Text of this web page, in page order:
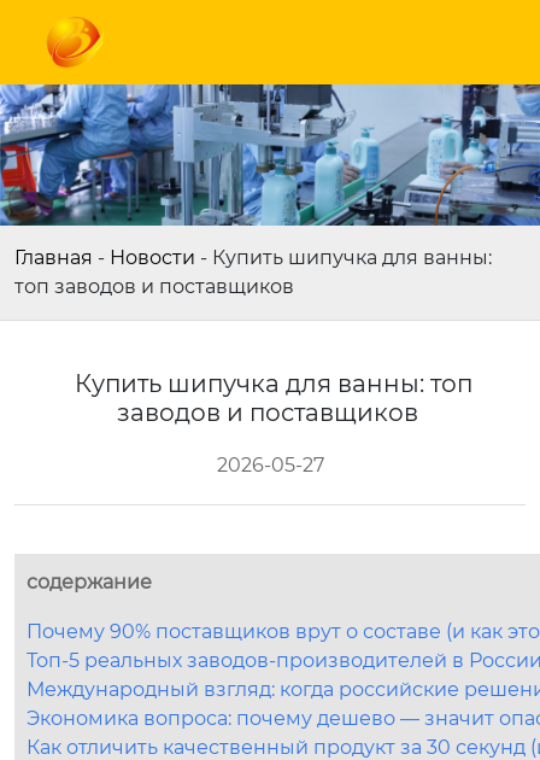
Главная - Новости - Купить шипучка для ванны:
топ заводов и поставщиков
Купить шипучка для ванны: топ
заводов и поставщиков
2026-05-27
содержание
Почему 90% поставщиков врут о составе (и как
Топ-5 реальных заводов-производителей в
Международный взгляд: когда российские
Экономика вопроса: почему дешево — значит
Как отличить качественный продукт за 30